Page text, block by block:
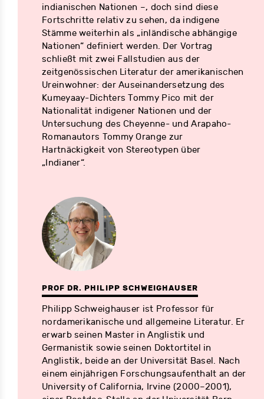
indianischen Nationen –, doch sind diese
Fortschritte relativ zu sehen, da indigene
Stämme weiterhin als „inländische abhängige
Nationen“ definiert werden. Der Vortrag
schließt mit zwei Fallstudien aus der
zeitgenössischen Literatur der amerikanischen
Ureinwohner: der Auseinandersetzung des
Kumeyaay-Dichters Tommy Pico mit der
Nationalität indigener Nationen und der
Untersuchung des Cheyenne- und Arapaho-
Romanautors Tommy Orange zur
Hartnäckigkeit von Stereotypen über
„Indianer“.
PROF DR. PHILIPP SCHWEIGHAUSER
Philipp Schweighauser ist Professor für
nordamerikanische und allgemeine Literatur. Er
erwarb seinen Master in Anglistik und
Germanistik sowie seinen Doktortitel in
Anglistik, beide an der Universität Basel. Nach
einem einjährigen Forschungsaufenthalt an der
University of California, Irvine (2000–2001),